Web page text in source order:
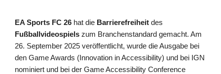
EA Sports FC 26 hat die Barrierefreiheit des
Fußballvideospiels zum Branchenstandard gemacht. Am
26. September 2025 veröffentlicht, wurde die Ausgabe bei
den Game Awards (Innovation in Accessibility) und bei IGN
nominiert und bei der Game Accessibility Conference